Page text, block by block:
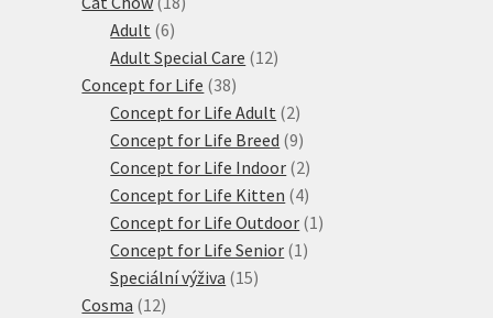
Adult 66
produktů
Adult Special Care 1212
Concept for Life 3838
produktů
Concept for Life Adult 22
produkty
Concept for Life Breed 99
produktů
Concept for Life Indoor 22
produkty
Concept for Life Kitten 44
produkty
Concept for Life Outdoor 1 1
Concept for Life Senior 1 1
Speciální výživa 1515
Cosma 1212